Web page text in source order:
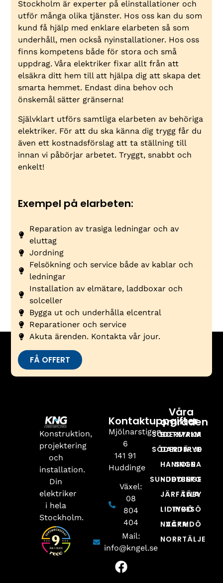
Stockholm är experter på elinstallationer och
utför många olika tjänster. Hos oss kan du som
kund få hjälp med enklare elarbeten så som
underhåll, men också nyinstallationer. Hos oss
finns kompetens både för stora och små
uppdrag. Våra elektriker fixar allt från att
elsäkra ditt hem till att hjälpa dig att skapa det
smarta hemmet. Endast dina behov och
önskemål sätter gränserna!
Självklart utförs samtliga elarbeten av behöriga
elektriker. För att du ska känna dig trygg får du
även ett kostnadsförslag att ta ställning till
innan vi påbörjar arbetet. Tryggt, snabbt och
enkelt!
Exempel på elarbeten:
Reparation av trasiga ledningar och av
eluttag
Jordning
Felsökning och service både av kablar och
ledningar
Installation av elmätare, laddboxar och
solceller
Bygga ut och underhålla elcentral
Reparationer och service
Akuta ärenden. Kontakta vår jour.
FÅ OFFERT
Konstruktion,
projektering
och
installation.
Din
elektriker
i hela
Stockholm.
Kontaktuppgifter
Mjölnarstigen
6
141 91
Huddinge
Växel:
08
804
404
Mail:
info@kngel.se
Våra
områden
BOTKYRKA
DANDERYD
HANINGE
HUDDINGE
JÄRFÄLLA
LIDINGÖ
NACKA
NORRTÄLJE
SÖDERMALM
SÖDERTÄLJE
SOLNA
SUNDBYBERG
TÄBY
TYRESÖ
VÄRMDÖ